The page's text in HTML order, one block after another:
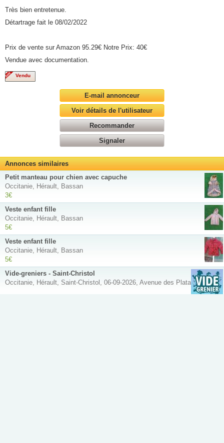
Très bien entretenue.
Détartrage fait le 08/02/2022
Prix de vente sur Amazon 95.29€ Notre Prix: 40€
Vendue avec documentation.
Vendu
E-mail annonceur
Voir détails de l'utilisateur
Recommander
Signaler
Annonces similaires
Petit manteau pour chien avec capuche
Occitanie, Hérault, Bassan
3€
Veste enfant fille
Occitanie, Hérault, Bassan
5€
Veste enfant fille
Occitanie, Hérault, Bassan
5€
Vide-greniers - Saint-Christol
Occitanie, Hérault, Saint-Christol, 06-09-2026, Avenue des Platanes